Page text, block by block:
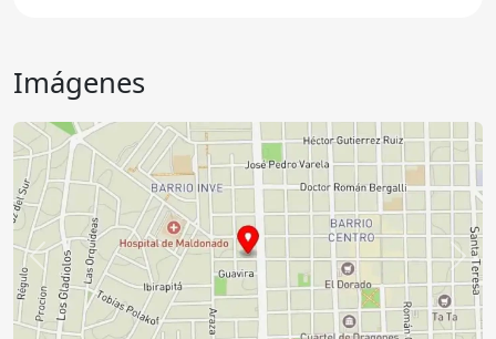
Imágenes
Anterior